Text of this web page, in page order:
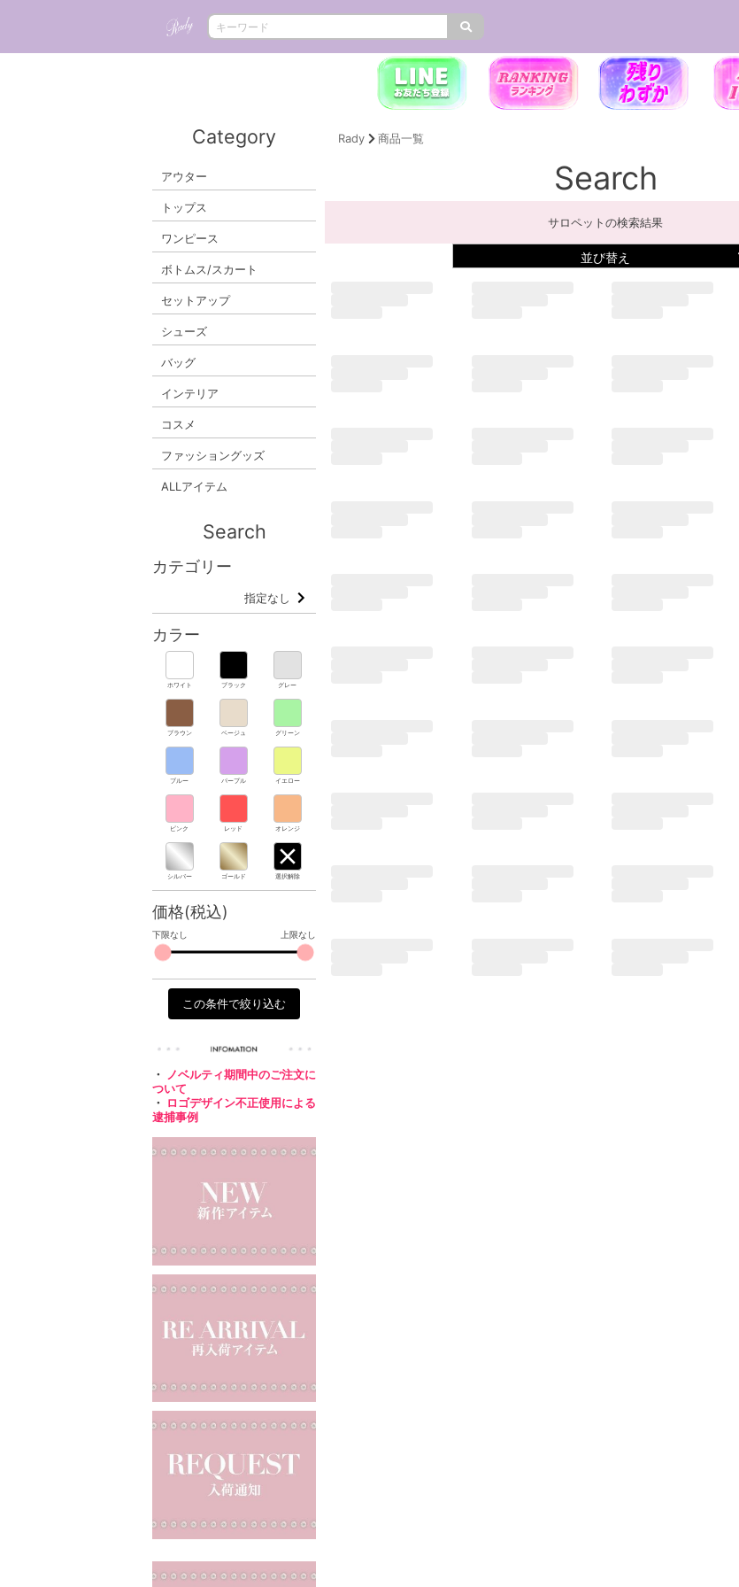
Category
アウター
トップス
ワンピース
ボトムス/スカート
セットアップ
シューズ
バッグ
インテリア
コスメ
ファッショングッズ
ALLアイテム
Search
カテゴリー
指定なし
カラー
ホワイト ブラック グレー
ブラウン ベージュ グリーン
ブルー パープル イエロー
ピンク レッド オレンジ
シルバー ゴールド 選択解除
価格(税込)
下限なし 上限なし
この条件で絞り込む
・
ノベルティ期間中のご注文に
ついて
・ ロゴデザイン不正使用による
逮捕事例
Rady 商品一覧
Search
サロペットの検索結果
並び替え